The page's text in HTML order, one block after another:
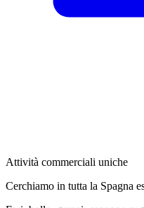
Attività commerciali uniche
Cerchiamo in tutta la Spagna